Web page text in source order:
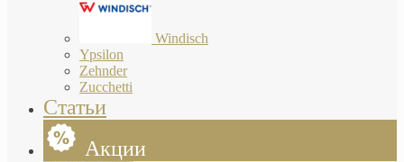
Windisch
Ypsilon
Zehnder
Zucchetti
Статьи
Акции